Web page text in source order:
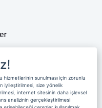
hizmetlerinin sunulması için zorunlu
iyileştirilmesi, size yönelik
internet sitesinin daha işlevsel
analizinin gerçekleştirilmesi